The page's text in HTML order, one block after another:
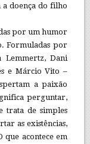
a doença do filho
por um humor
Formuladas por
Lemmertz, Dani
e Márcio Vito –
a paixão
perguntar,
trata de simples
as existências,
acontece em